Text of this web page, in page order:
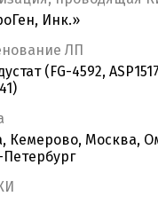
Инк.»
ЛП
(FG-4592,
Кемерово, Москва,